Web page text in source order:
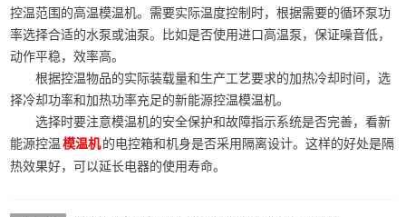
控温范围的高温模温机。需要实际温度控制时，根据需要的循环泵功
率选择合适的水泵或油泵。比如是否使用进口高温泵，保证噪音低，
动作平稳，效率高。
根据控温物品的实际装载量和生产工艺要求的加热冷却时间，选
择冷却功率和加热功率充足的新能源控温模温机。
选择时要注意模温机的安全保护和故障指示系统是否完善，看新
能源控温 模温机的电控箱和机身是否采用隔离设计。这样的好处是隔
热效果好，可以延长电器的使用寿命。